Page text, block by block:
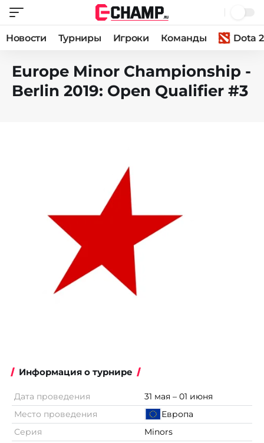
Новости Турниры Игроки Команды Dota 2
Europe Minor Championship -
Berlin 2019: Open Qualifier #3
Информация о турнире
Дата проведения
31 мая – 01 июня
Место проведения
Европа
Серия
Minors